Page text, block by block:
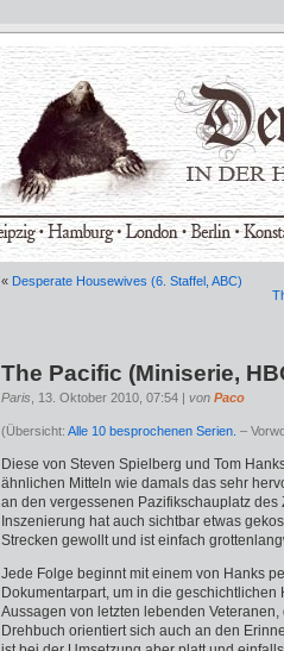
« Desperate Housewives (6. Staffel, ABC)
The Pacific (Miniserie,
Paris , 13. Oktober 2010, 07:54 | von Paco
(Übersicht: Alle 10 besprochenen Serien. –
Diese von Steven Spielberg und Tom
ähnlichen Mitteln wie damals das sehr
an den vergessenen Pazifikschauplatz
Inszenierung hat auch sichtbar etwas
Strecken gewollt und ist einfach
Jede Folge beginnt mit einem von Hanks
Dokumentarpart, um in die
Aussagen von letzten lebenden
Drehbuch orientiert sich auch an den